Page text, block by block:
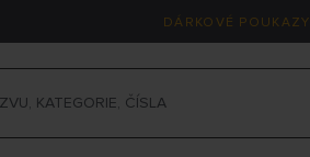
DÁRKOVÉ POUKAZY